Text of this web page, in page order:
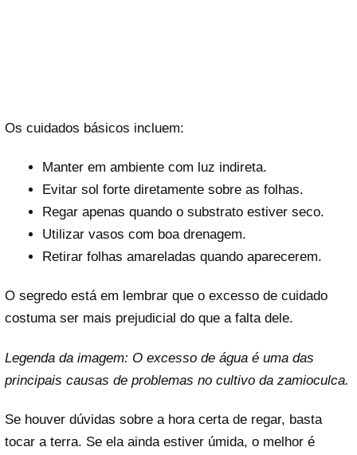
Os cuidados básicos incluem:
Manter em ambiente com luz indireta.
Evitar sol forte diretamente sobre as folhas.
Regar apenas quando o substrato estiver seco.
Utilizar vasos com boa drenagem.
Retirar folhas amareladas quando aparecerem.
O segredo está em lembrar que o excesso de cuidado
costuma ser mais prejudicial do que a falta dele.
Legenda da imagem: O excesso de água é uma das
principais causas de problemas no cultivo da zamioculca.
Se houver dúvidas sobre a hora certa de regar, basta
tocar a terra. Se ela ainda estiver úmida, o melhor é